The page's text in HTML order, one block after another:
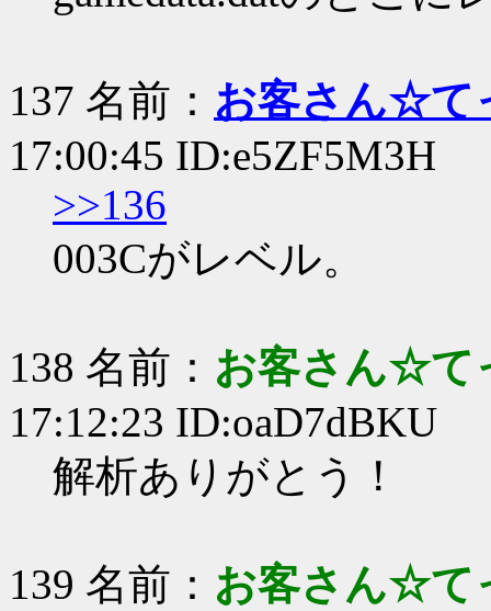
137 名前： お客さん☆て
17:00:45 ID:e5ZF5M3H
>>136
003Cがレベル。
138 名前： お客さん☆て
17:12:23 ID:oaD7dBKU
解析ありがとう！
139 名前： お客さん☆て